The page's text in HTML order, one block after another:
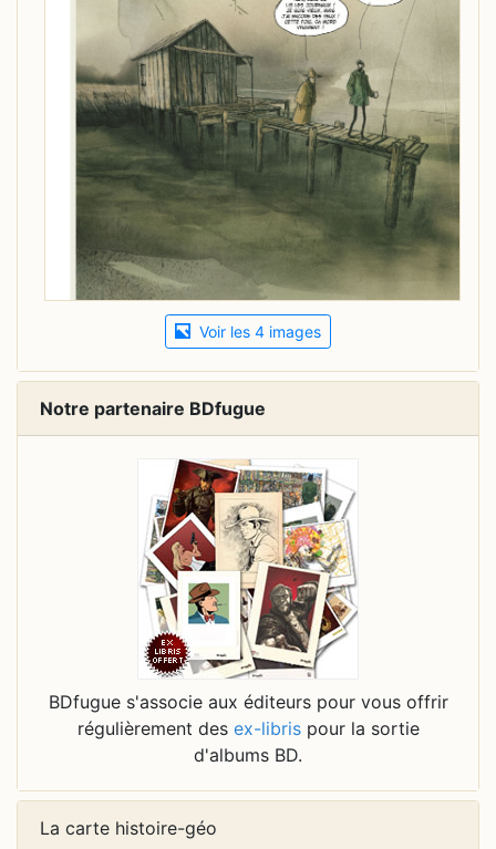
Voir les 4 images
Notre partenaire BDfugue
BDfugue s'associe aux éditeurs pour vous offrir
régulièrement des ex-librispour la sortie
d'albums BD.
La carte histoire-géo